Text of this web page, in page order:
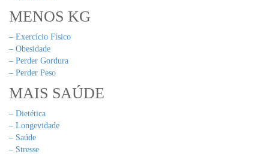
MENOS KG
– Exercício Físico
– Obesidade
– Perder Gordura
– Perder Peso
MAIS SAÚDE
– Dietética
– Longevidade
– Saúde
– Stresse